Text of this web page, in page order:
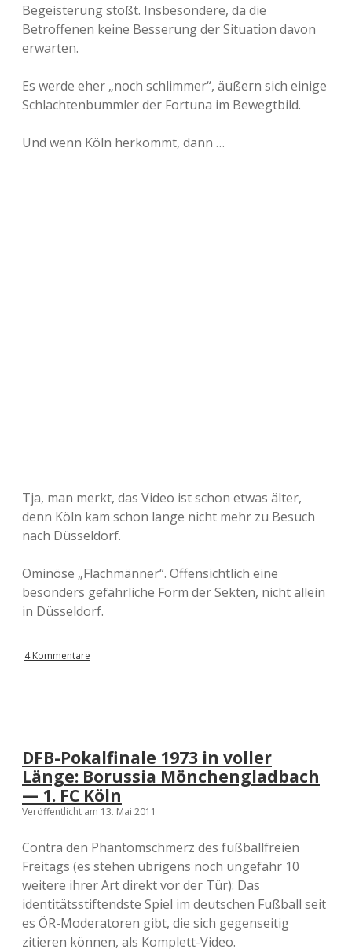
Begeisterung stößt. Insbesondere, da die
Betroffenen keine Besserung der Situation davon
erwarten.
Es werde eher „noch schlimmer“, äußern sich einige
Schlachtenbummler der Fortuna im Bewegtbild.
Und wenn Köln herkommt, dann …
Tja, man merkt, das Video ist schon etwas älter,
denn Köln kam schon lange nicht mehr zu Besuch
nach Düsseldorf.
Ominöse „Flachmänner“. Offensichtlich eine
besonders gefährliche Form der Sekten, nicht allein
in Düsseldorf.
4 Kommentare
DFB-Pokalfinale 1973 in voller
Länge: Borussia Mönchengladbach
— 1. FC Köln
Veröffentlicht am 13. Mai 2011
Contra den Phantomschmerz des fußballfreien
Freitags (es stehen übrigens noch ungefähr 10
weitere ihrer Art direkt vor der Tür): Das
identitätsstiftendste Spiel im deutschen Fußball seit
es ÖR-Moderatoren gibt, die sich gegenseitig
zitieren können, als Komplett-Video.